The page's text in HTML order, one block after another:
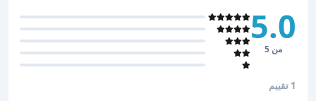
5.0
من 5
1 تقييم